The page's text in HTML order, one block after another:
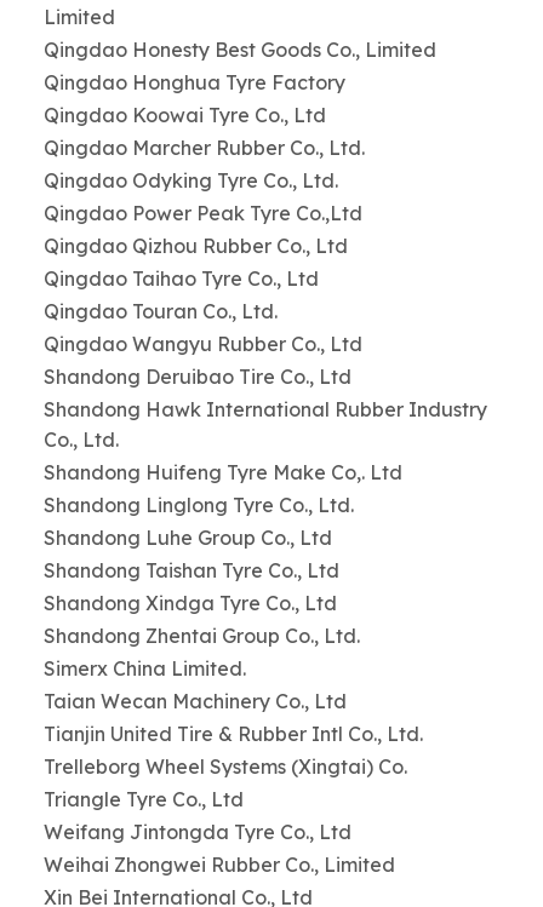
Limited
Qingdao Honesty Best Goods Co., Limited
Qingdao Honghua Tyre Factory
Qingdao Koowai Tyre Co., Ltd
Qingdao Marcher Rubber Co., Ltd.
Qingdao Odyking Tyre Co., Ltd.
Qingdao Power Peak Tyre Co.,Ltd
Qingdao Qizhou Rubber Co., Ltd
Qingdao Taihao Tyre Co., Ltd
Qingdao Touran Co., Ltd.
Qingdao Wangyu Rubber Co., Ltd
Shandong Deruibao Tire Co., Ltd
Shandong Hawk International Rubber Industry
Co., Ltd.
Shandong Huifeng Tyre Make Co,. Ltd
Shandong Linglong Tyre Co., Ltd.
Shandong Luhe Group Co., Ltd
Shandong Taishan Tyre Co., Ltd
Shandong Xindga Tyre Co., Ltd
Shandong Zhentai Group Co., Ltd.
Simerx China Limited.
Taian Wecan Machinery Co., Ltd
Tianjin United Tire & Rubber Intl Co., Ltd.
Trelleborg Wheel Systems (Xingtai) Co.
Triangle Tyre Co., Ltd
Weifang Jintongda Tyre Co., Ltd
Weihai Zhongwei Rubber Co., Limited
Xin Bei International Co., Ltd